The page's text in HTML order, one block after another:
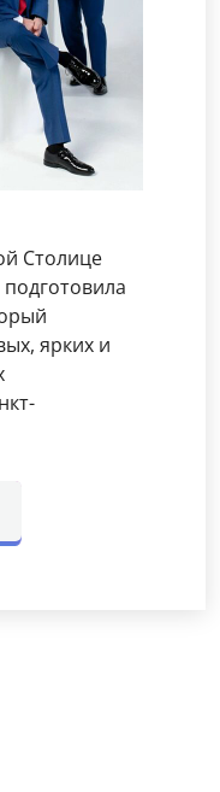
Столице
ярких и